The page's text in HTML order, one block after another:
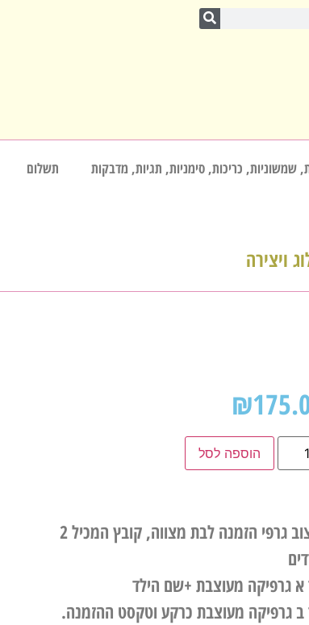
שמשוניות, כריכות, סימניות, תגיות, מדבקות תשלום
ויצירה
₪
הוספה לסל
עיצוב גרפי הזמנה לבת מצווה, קובץ המכיל 2
גרפיקה מעוצבת +שם הילד
גרפיקה מעוצבת כרקע וטקסט ההזמנה.